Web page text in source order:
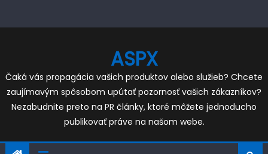
ASPX
Čaká vás propagácia vašich produktov alebo služieb? Chcete
zaujímavým spôsobom upútať pozornosť vašich zákazníkov?
Nezabudnite preto na PR články, ktoré môžete jednoducho
publikovať práve na našom webe.